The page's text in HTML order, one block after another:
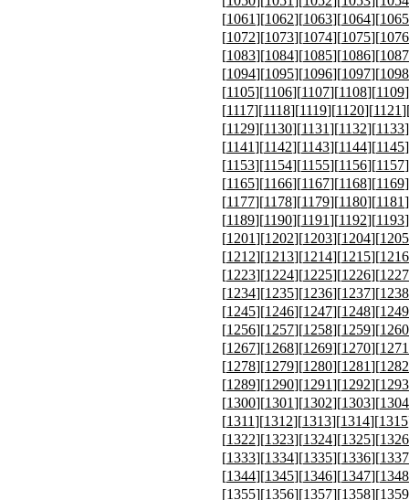
[1061][1062][1063][1064][1065
[1072][1073][1074][1075][1076
[1083][1084][1085][1086][1087
[1094][1095][1096][1097][1098
[1105][1106][1107][1108][1109
[1117][1118][1119][1120][1121
[1129][1130][1131][1132][1133
[1141][1142][1143][1144][1145
[1153][1154][1155][1156][1157
[1165][1166][1167][1168][1169
[1177][1178][1179][1180][1181
[1189][1190][1191][1192][1193
[1201][1202][1203][1204][1205
[1212][1213][1214][1215][1216
[1223][1224][1225][1226][1227
[1234][1235][1236][1237][1238
[1245][1246][1247][1248][1249
[1256][1257][1258][1259][1260
[1267][1268][1269][1270][1271
[1278][1279][1280][1281][1282
[1289][1290][1291][1292][1293
[1300][1301][1302][1303][1304
[1311][1312][1313][1314][1315
[1322][1323][1324][1325][1326
[1333][1334][1335][1336][1337
[1344][1345][1346][1347][1348
[1355][1356][1357][1358][1359